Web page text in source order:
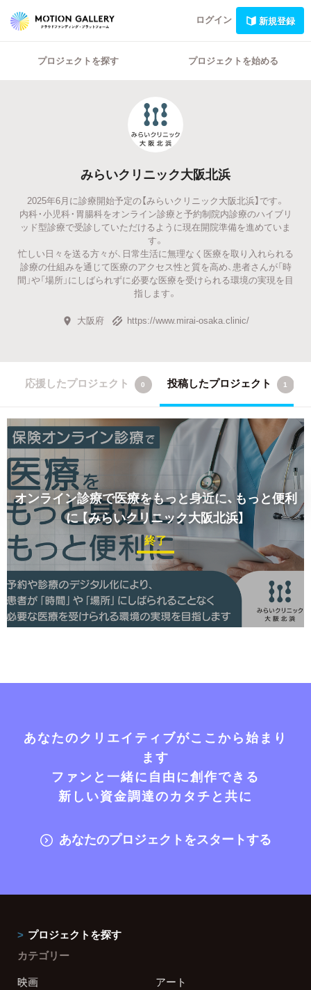
ログイン 新規登録
プロジェクトを探す プロジェクトを始める
みらいクリニック大阪北浜
2025年6月に診療開始予定の【みらいクリニック大阪北浜】です。
内科・小児科・胃腸科をオンライン診療と予約制院内診療のハイブリ
ッド型診療で受診していただけるように現在開院準備を進めていま
す。
忙しい日々を送る方々が、日常生活に無理なく医療を取り入れられる
診療の仕組みを通じて医療のアクセス性と質を高め、患者さんが「時
間」や「場所」にしばられずに必要な医療を受けられる環境の実現を目
指します。
大阪府 https://www.mirai-osaka.clinic/
応援したプロジェクト 0 投稿したプロジェクト 1
オンライン診療で医療をもっと身近に、もっと便利
に【みらいクリニック大阪北浜】
終了
あなたのクリエイティブがここから始まり
ます
ファンと一緒に自由に創作できる
新しい資金調達のカタチと共に
あなたのプロジェクトをスタートする
プロジェクトを探す
カテゴリー
映画
アート